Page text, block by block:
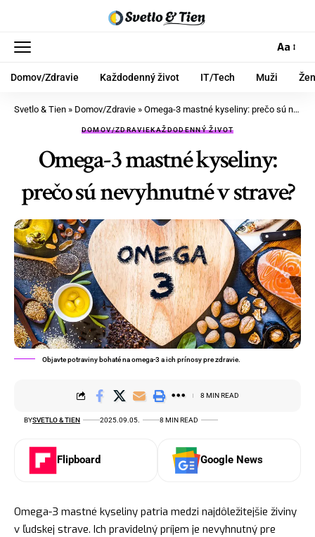
Aa
Domov/Zdravie Každodenný život IT/Tech Muži
Svetlo & Tien » Domov/Zdravie » Omega-3 mastné kyseliny: prečo sú nevyhnutné v strave?
DOMOV/ZDRAVIEKAŽDODENNÝ ŽIVOT
Omega-3 mastné kyseliny:
prečo sú nevyhnutné v strave?
Objavte potraviny bohaté na omega-3 a ich prínosy pre zdravie.
BYSVETLO & TIEN 2025.09.05. 8 MIN READ
8 MIN READ
Flipboard Google News
Omega-3 mastné kyseliny patria medzi najdôležitejšie živiny
v ľudskej strave. Ich pravidelný príjem je nevyhnutný pre